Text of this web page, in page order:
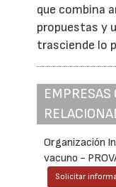
que combina
propuestas y
trasciende lo
EMPRESAS
Organización
vacuno -
Solicitar